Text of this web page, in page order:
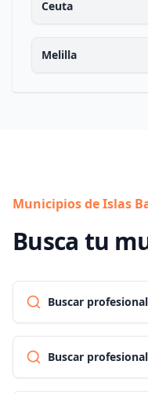
Ceuta
Melilla
Municipios de Islas
Busca tu
Buscar
Buscar